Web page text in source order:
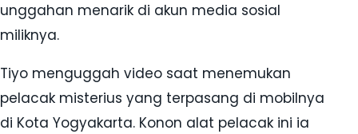
unggahan menarik di akun media sosial
miliknya.
Tiyo menguggah video saat menemukan
pelacak misterius yang terpasang di mobilnya
di Kota Yogyakarta. Konon alat pelacak ini ia